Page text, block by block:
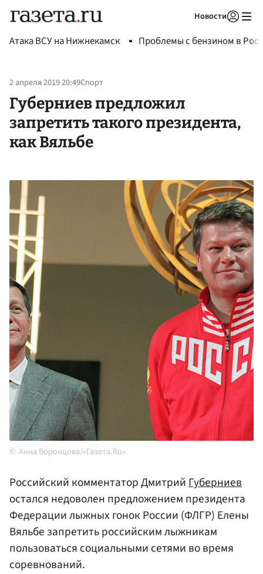
Новости
Атака ВСУ на Нижнекамск Проблемы с бензином в
2 апреля 2019 20:49Спорт
Губерниев предложил
запретить такого президента,
как Вяльбе
Анна Воронцова/«Газета.Ru»
Российский комментатор ДмитрийГуберниев
остался недоволен предложением президента
Федерации лыжных гонок России (ФЛГР) Елены
Вяльбе запретить российским лыжникам
пользоваться социальными сетями во время
соревнований.